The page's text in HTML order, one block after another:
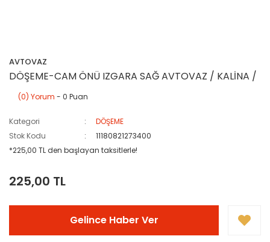
AVTOVAZ
DÖŞEME-CAM ÖNÜ IZGARA SAĞ AVTOVAZ / KALİNA /
(0) Yorum - 0 Puan
Kategori
DÖŞEME
Stok Kodu
11180821273400
*225,00 TL den başlayan taksitlerle!
225,00 TL
Gelince Haber Ver